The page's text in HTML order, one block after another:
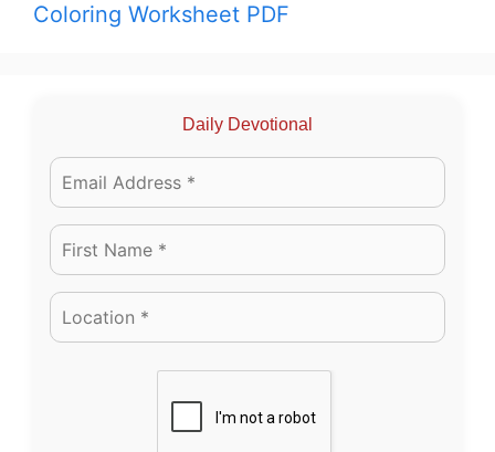
Coloring Worksheet PDF
Daily Devotional